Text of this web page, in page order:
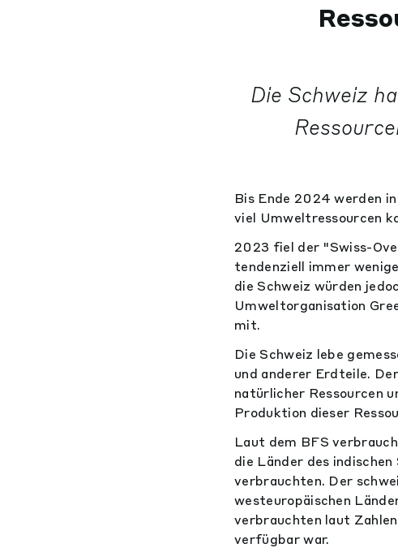
Die Schweiz
Bis Ende 2024 werden
viel Umweltressourcen
2023 fiel der "Swiss-
tendenziell immer
die Schweiz würden
Umweltorganisation
mit.
Die Schweiz lebe
und anderer Erdteile.
natürlicher Ressourcen
Produktion dieser
Laut dem BFS
die Länder des
verbrauchten. Der
westeuropäischen
verbrauchten laut
verfügbar war.